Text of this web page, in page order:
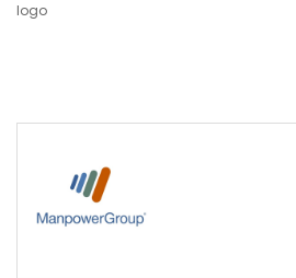
logo